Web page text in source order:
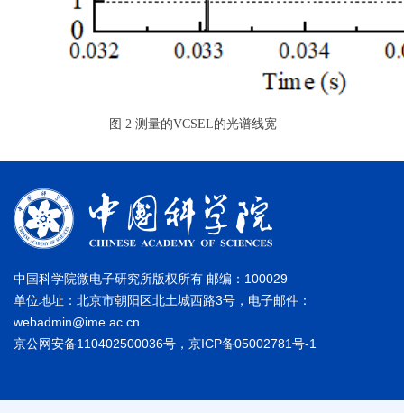
图 2 测量的VCSEL的光谱线宽
中国科学院微电子研究所版权所有 邮编：100029
单位地址：北京市朝阳区北土城西路3号，电子邮件：
webadmin@ime.ac.cn
京公网安备110402500036号，京ICP备05002781号-1